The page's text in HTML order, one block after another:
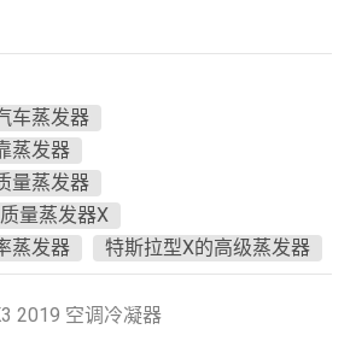
车蒸发器
蒸发器
量蒸发器
量蒸发器X
蒸发器
特斯拉型X的高级蒸发器
2019 空调冷凝器